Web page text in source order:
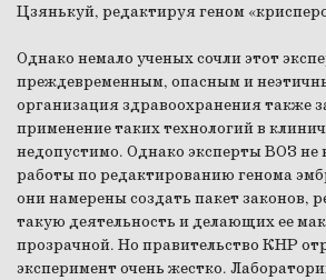
Цзянькуй, редактируя геном
Однако немало ученых сочли этот
преждевременным, опасным и
организация здравоохранения также
применение таких технологий в
недопустимо. Однако эксперты ВОЗ не
работы по редактированию генома
они намерены создать пакет законов,
такую деятельность и делающих ее
прозрачной. Но правительство КНР
эксперимент очень жестко.